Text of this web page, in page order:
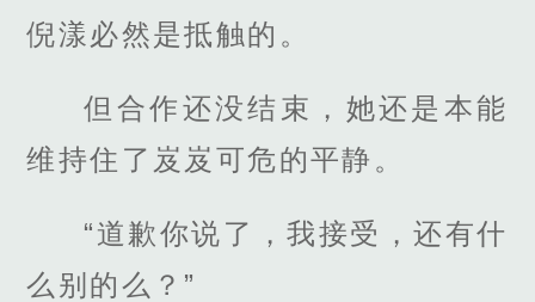
倪漾必然是抵触的。
但合作还没结束，她还是本能
维持住了岌岌可危的平静。
“道歉你说了，我接受，还有什
么别的么？”